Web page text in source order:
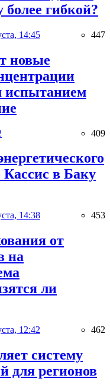
гибкой?
14:45 447
новые
409
в Баку
14:38 453
от
на
ли
12:42 462
систему
для регионов